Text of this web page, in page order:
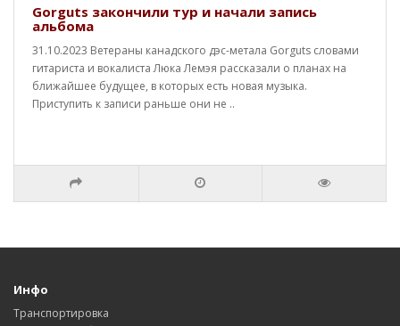
Gorguts закончили тур и начали запись
альбома
31.10.2023 Ветераны канадского дэс-метала Gorguts словами
гитариста и вокалиста Люка Лемэя рассказали о планах на
ближайшее будущее, в которых есть новая музыка.
Приступить к записи раньше они не ..
Инфо
Транспортировка